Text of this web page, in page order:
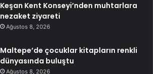
Keşan Kent Konseyi’nden muhtarlara
nezaket ziyareti
Ağustos 8, 2026
Maltepe’de çocuklar kitapların renkli
dünyasında buluştu
Ağustos 8, 2026